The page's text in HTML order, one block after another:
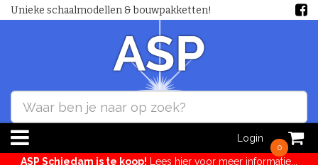
Unieke schaalmodellen & bouwpakketten!
0
Login
ASP Schiedam is te koop! Lees hier voor meer informatie...